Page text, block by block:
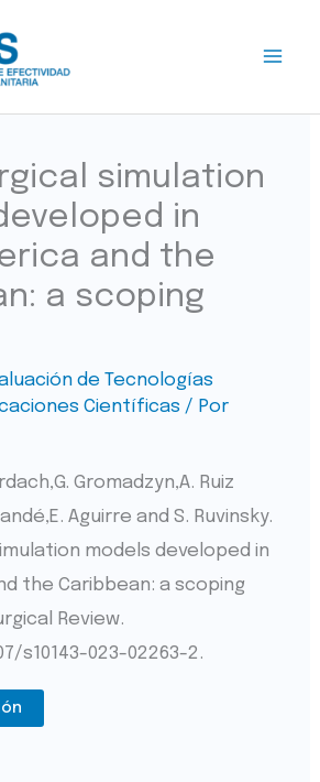
simulation
in
and the
a scoping
de Tecnologías
Científicas / Por
Gromadzyn,A. Ruiz
Aguirre and S. Ruvinsky.
models developed in
the Caribbean: a scoping
Review.
s10143-023-02263-2.